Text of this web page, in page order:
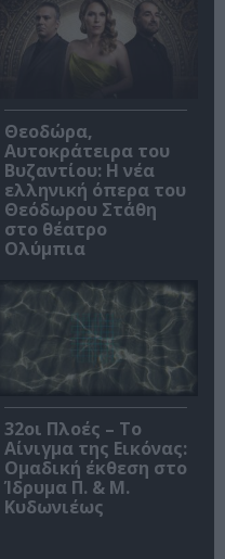
Θεοδώρα,
Αυτοκράτειρα του
Βυζαντίου: Η νέα
ελληνική όπερα του
Θεόδωρου Στάθη
στο θέατρο
Ολύμπια
32οι Πλοές – Το
Αίνιγμα της Εικόνας:
Ομαδική έκθεση στο
Ίδρυμα Π. & Μ.
Κυδωνιέως